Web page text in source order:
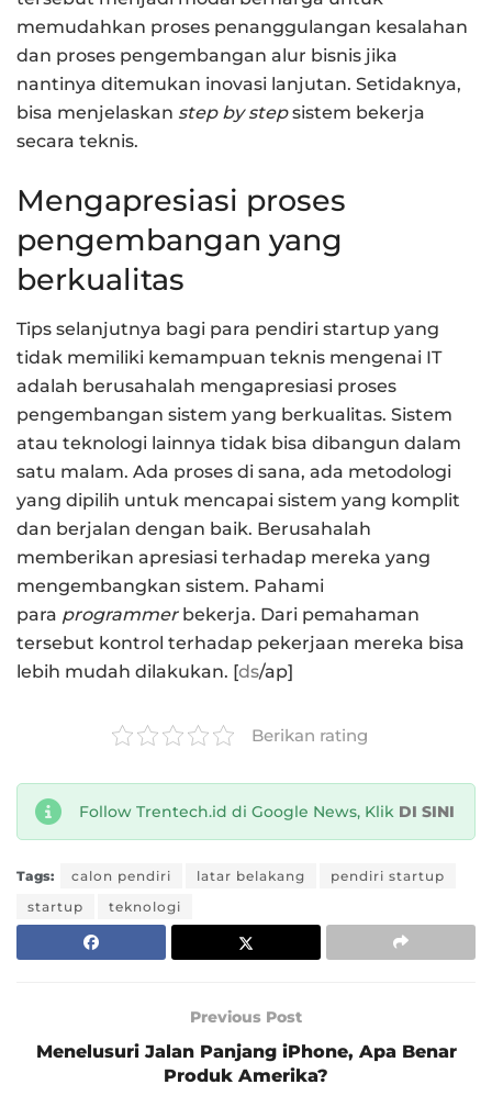
memudahkan proses penanggulangan kesalahan
dan proses pengembangan alur bisnis jika
nantinya ditemukan inovasi lanjutan. Setidaknya,
bisa menjelaskan step by stepsistem bekerja
secara teknis.
Mengapresiasi proses
pengembangan yang
berkualitas
Tips selanjutnya bagi para pendiri startup yang
tidak memiliki kemampuan teknis mengenai IT
adalah berusahalah mengapresiasi proses
pengembangan sistem yang berkualitas. Sistem
atau teknologi lainnya tidak bisa dibangun dalam
satu malam. Ada proses di sana, ada metodologi
yang dipilih untuk mencapai sistem yang komplit
dan berjalan dengan baik. Berusahalah
memberikan apresiasi terhadap mereka yang
mengembangkan sistem. Pahami
para programmerbekerja. Dari pemahaman
tersebut kontrol terhadap pekerjaan mereka bisa
lebih mudah dilakukan. [ds/ap]
Berikan rating
Follow Trentech.id di Google News, Klik DI SINI
Tags: calon pendiri latar belakang
pendiri startup
startup
teknologi
Previous Post
Menelusuri Jalan Panjang iPhone, Apa Benar
Produk Amerika?